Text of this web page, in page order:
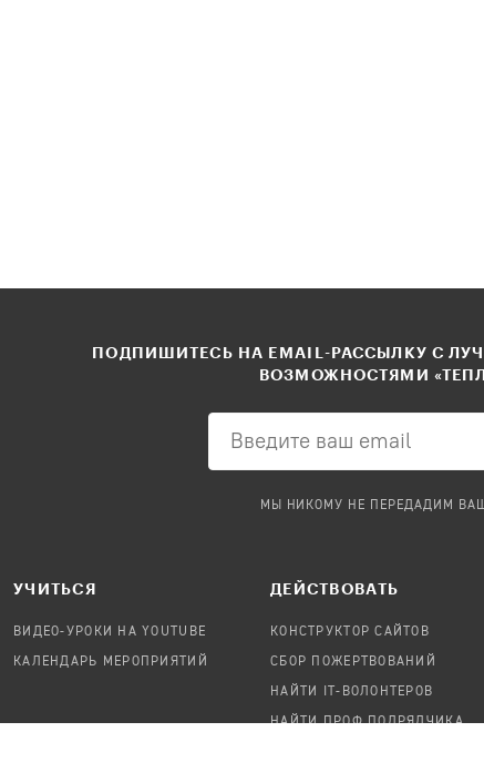
ПОДПИШИТЕСЬ НА EMAIL-РАССЫЛКУ С
ВОЗМОЖНОСТЯМИ
МЫ НИКОМУ НЕ ПЕРЕДАДИМ ВАШ
УЧИТЬСЯ
ВИДЕО-УРОКИ НА YOUTUBE
КАЛЕНДАРЬ МЕРОПРИЯТИЙ
ДЕЙСТВОВАТЬ
КОНСТРУКТОР САЙТОВ
СБОР ПОЖЕРТВОВАНИЙ
НАЙТИ IT-ВОЛОНТЕРОВ
НАЙТИ ПРОФ.ПОДРЯДЧИКА